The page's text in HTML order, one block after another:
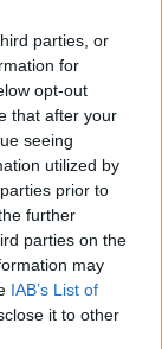
parties, or
for
opt-out
that after your
seeing
utilized by
prior to
further
parties on the
may
IAB’s List of
it to other